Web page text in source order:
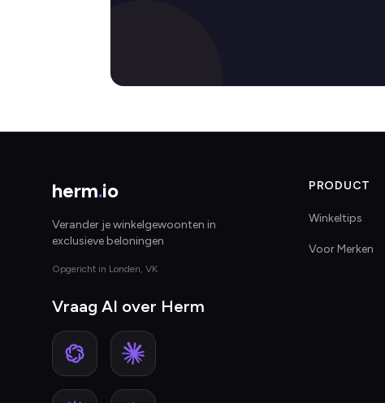
herm.io
Verander je winkelgewoonten in
exclusieve beloningen
Opgericht in Londen, VK
Vraag AI over Herm
PRODUCT
Winkeltips
Voor Merken